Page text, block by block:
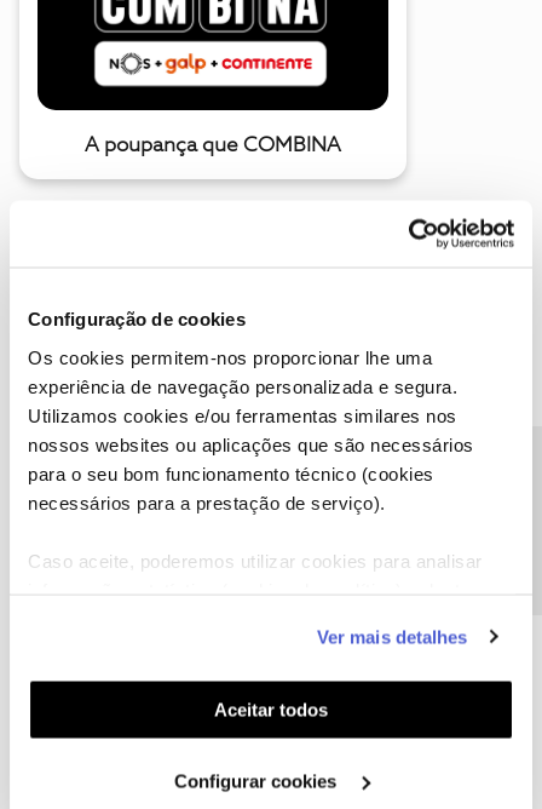
Configuração de cookies
Os cookies permitem-nos proporcionar lhe uma
experiência de navegação personalizada e segura.
Utilizamos cookies e/ou ferramentas similares nos
nossos websites ou aplicações que são necessários
para o seu bom funcionamento técnico (cookies
necessários para a prestação de serviço).
Caso aceite, poderemos utilizar cookies para analisar
funcionalidades (cookies de personalização e
funcionalidade) e adaptar anúncios aos seus interesses
(cookies de publicidade personalizada). Pode gerir a
utilização dos cookies clicando em "Configurar
Ver mais detalhes
Aceitar todos
Configurar cookies
A poupança que COMBINA
Descubra as novidades de julho
Hall of Fame de julho
17 soluções